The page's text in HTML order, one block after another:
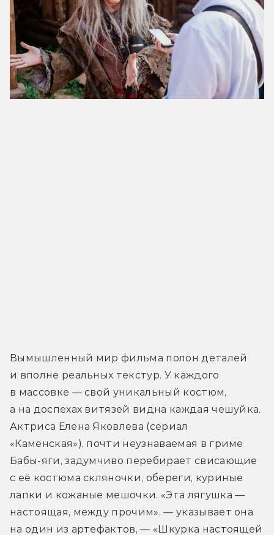
Вымышленный мир фильма полон деталей
и вполне реальных текстур. У каждого
в массовке — свой уникальный костюм,
а на доспехах витязей видна каждая чешуйка.
Актриса Елена Яковлева (сериал
«Каменская»), почти неузнаваемая в гриме
Бабы-яги, задумчиво перебирает свисающие
с её костюма скляночки, обереги, куриные
лапки и кожаные мешочки. «Эта лягушка —
настоящая, между прочим», — указывает она
на один из артефактов, — «Шкурка настоящей